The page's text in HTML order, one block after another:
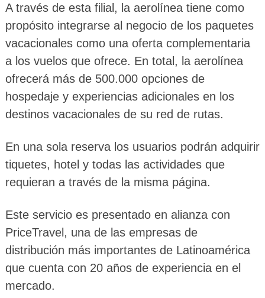
A través de esta filial, la aerolínea tiene como
propósito integrarse al negocio de los paquetes
vacacionales como una oferta complementaria
a los vuelos que ofrece. En total, la aerolínea
ofrecerá más de 500.000 opciones de
hospedaje y experiencias adicionales en los
destinos vacacionales de su red de rutas.
En una sola reserva los usuarios podrán adquirir
tiquetes, hotel y todas las actividades que
requieran a través de la misma página.
Este servicio es presentado en alianza con
PriceTravel, una de las empresas de
distribución más importantes de Latinoamérica
que cuenta con 20 años de experiencia en el
mercado.